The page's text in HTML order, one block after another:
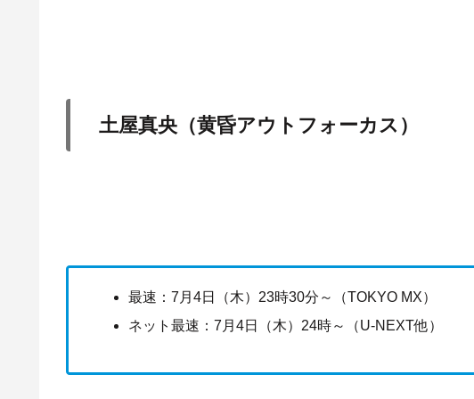
土屋真央（黄昏アウトフォーカス）
最速：7月4日（木）23時30分～（TOKYO MX）
ネット最速：7月4日（木）24時～（U-NEXT他）